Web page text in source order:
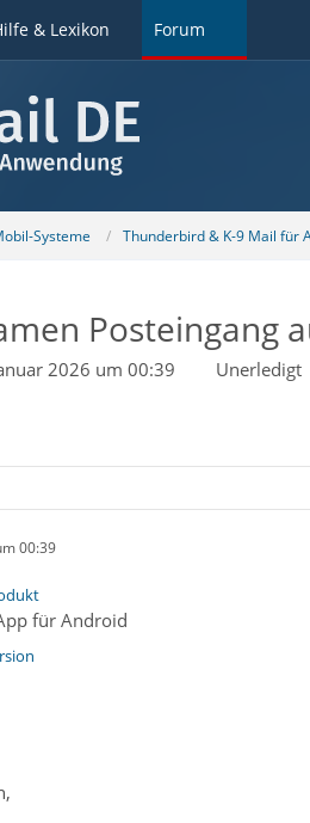
& Lexikon Forum
Systeme Thunderbird & K-9 Mail für
Posteingang
2026 um 00:39 Unerledigt
00:39
für Android